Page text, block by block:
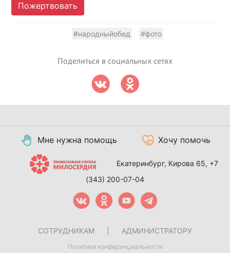
Пожертвовать
#народныйобед #фото
Поделиться в социальных сетях
Мне нужна помощь Хочу помочь
Екатеринбург, Кирова 65, +7
(343) 200-07-04
СОТРУДНИКАМ АДМИНИСТРАТОРУ
Политика конфиденциальности